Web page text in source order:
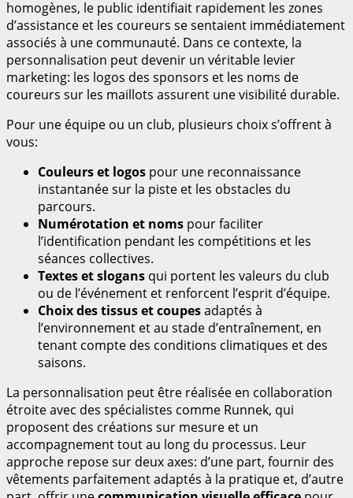
homogènes, le public identifiait rapidement les zones
d’assistance et les coureurs se sentaient immédiatement
associés à une communauté. Dans ce contexte, la
personnalisation peut devenir un véritable levier
marketing: les logos des sponsors et les noms de
coureurs sur les maillots assurent une visibilité durable.
Pour une équipe ou un club, plusieurs choix s’offrent à
vous:
Couleurs et logos pour une reconnaissance
instantanée sur la piste et les obstacles du
parcours.
Numérotation et noms pour faciliter
l’identification pendant les compétitions et les
séances collectives.
Textes et slogans qui portent les valeurs du club
ou de l’événement et renforcent l’esprit d’équipe.
Choix des tissus et coupesadaptés à
l’environnement et au stade d’entraînement, en
tenant compte des conditions climatiques et des
saisons.
La personnalisation peut être réalisée en collaboration
étroite avec des spécialistes comme Runnek, qui
proposent des créations sur mesure et un
accompagnement tout au long du processus. Leur
approche repose sur deux axes: d’une part, fournir des
vêtements parfaitement adaptés à la pratique et, d’autre